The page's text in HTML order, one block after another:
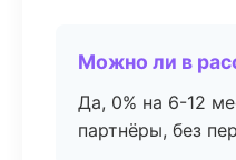
Можно ли в
Да, 0% на 6-12
партнёры, без